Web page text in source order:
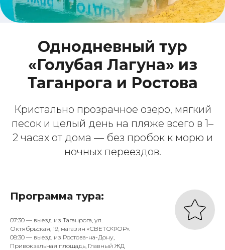
Однодневный тур
«Голубая Лагуна» из
Таганрога и Ростова
Кристально прозрачное озеро, мягкий
песок и целый день на пляже всего в 1–
2 часах от дома — без пробок к морю и
ночных переездов.
Программа тура:
07:30 — выезд из Таганрога, ул.
Октябрьская, 19, магазин «СВЕТОФОР».
08:30 — выезд из Ростова-на-Дону,
Привокзальная площадь, Главный ЖД